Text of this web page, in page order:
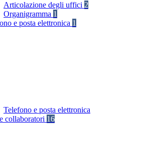
Articolazione degli uffici 2
Organigramma 1
e posta elettronica 1
Telefono e posta elettronica
collaboratori 16